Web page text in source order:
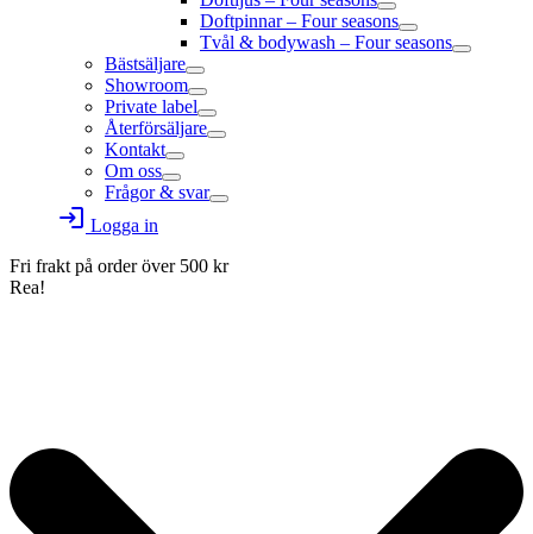
Doftpinnar – Four seasons
Tvål & bodywash – Four seasons
Bästsäljare
Showroom
Private label
Återförsäljare
Kontakt
Om oss
Frågor & svar
login Logga in
Fri frakt på order över 500 kr
Rea!